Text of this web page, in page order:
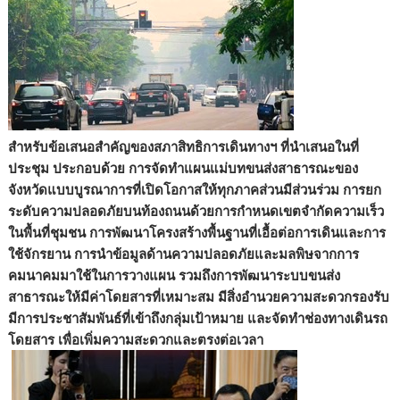
สำหรับข้อเสนอสำคัญของสภาสิทธิการเดินทางฯ ที่นำเสนอในที่
ประชุม ประกอบด้วย การจัดทำแผนแม่บทขนส่งสาธารณะของ
จังหวัดแบบบูรณาการที่เปิดโอกาสให้ทุกภาคส่วนมีส่วนร่วม การยก
ระดับความปลอดภัยบนท้องถนนด้วยการกำหนดเขตจำกัดความเร็ว
ในพื้นที่ชุมชน การพัฒนาโครงสร้างพื้นฐานที่เอื้อต่อการเดินและการ
ใช้จักรยาน การนำข้อมูลด้านความปลอดภัยและมลพิษจากการ
คมนาคมมาใช้ในการวางแผน รวมถึงการพัฒนาระบบขนส่ง
สาธารณะให้มีค่าโดยสารที่เหมาะสม มีสิ่งอำนวยความสะดวกรองรับ
มีการประชาสัมพันธ์ที่เข้าถึงกลุ่มเป้าหมาย และจัดทำช่องทางเดินรถ
โดยสาร เพื่อเพิ่มความสะดวกและตรงต่อเวลา